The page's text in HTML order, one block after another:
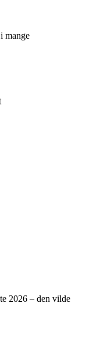
mange
2026 – den vilde